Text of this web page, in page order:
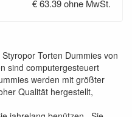
€ 63.39 ohne MwSt.
Torten Dummies von
sind computergesteuert
werden mit größter
Qualität hergestellt,